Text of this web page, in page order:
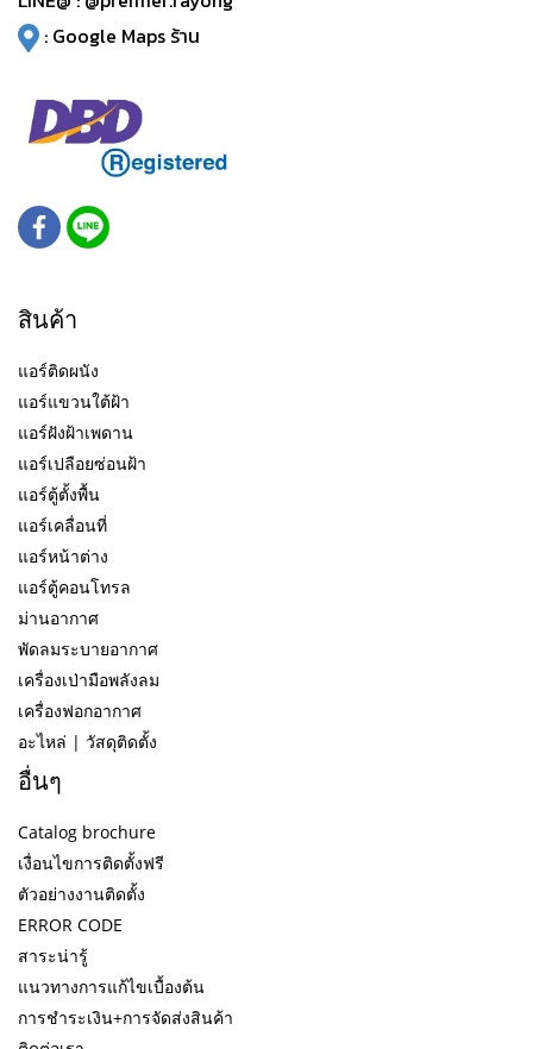
: Google Maps ร้าน
สินค้า
แอร์ติดผนัง
แอร์แขวนใต้ฝ้า
แอร์ฝังฝ้าเพดาน
แอร์เปลือยซ่อนฝ้า
แอร์ตู้ตั้งพื้น
แอร์เคลื่อนที่
แอร์หน้าต่าง
แอร์ตู้คอนโทรล
ม่านอากาศ
พัดลมระบายอากาศ
เครื่องเป่ามือพลังลม
เครื่องฟอกอากาศ
อะไหล่ | วัสดุติดตั้ง
อื่นๆ
Catalog brochure
เงื่อนไขการติดตั้งฟรี
ตัวอย่างงานติดตั้ง
ERROR CODE
สาระน่ารู้
แนวทางการแก้ไขเบื้องต้น
การชำระเงิน+การจัดส่งสินค้า